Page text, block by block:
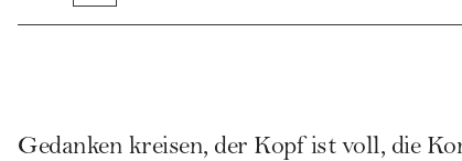
Gedanken kreisen, der Kopf ist voll, die